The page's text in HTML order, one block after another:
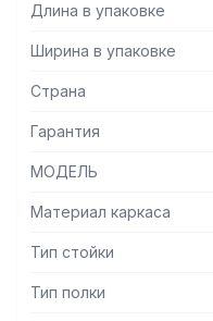
Длина в упаковке
Ширина в упаковке
Страна
Гарантия
МОДЕЛЬ
Материал каркаса
Тип стойки
Тип полки